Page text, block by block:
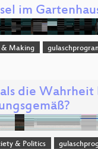
im
& Making
die
& Politics